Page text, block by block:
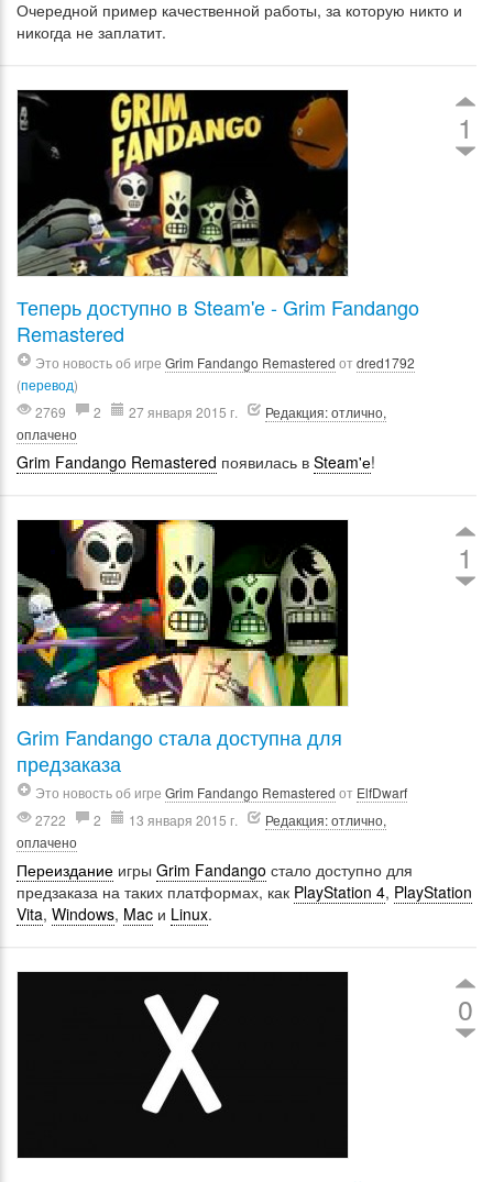
Очередной пример качественной работы, за которую никто и
никогда не заплатит.
1
Теперь доступно в Steam'е - Grim Fandango
Remastered
Это новость об игре Grim Fandango Remastered отdred1792
(перевод)
2769
2 27 января 2015 г.
Редакция: отлично,
оплачено
Grim Fandango Remastered появилась в Steam'е!
1
Grim Fandango стала доступна для
предзаказа
Это новость об игре Grim Fandango Remastered от ElfDwarf
2722
2 13 января 2015 г.
Редакция: отлично,
оплачено
Переиздание игры Grim Fandango стало доступно для
предзаказа на таких платформах, как PlayStation 4, PlayStation
Vita, Windows, Mac и Linux.
0